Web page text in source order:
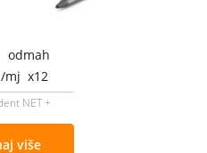
odmah
mj x12
NET +
više